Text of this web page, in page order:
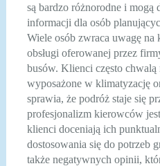
są bardzo różnorodne i mogą
informacji dla osób
Wiele osób zwraca uwagę
obsługi oferowanej przez
busów. Klienci często chwalą
wyposażone w klimatyzację
sprawia, że podróż staje się
profesjonalizm kierowców
klienci doceniają ich
dostosowania się do potrzeb
także negatywnych opinii,